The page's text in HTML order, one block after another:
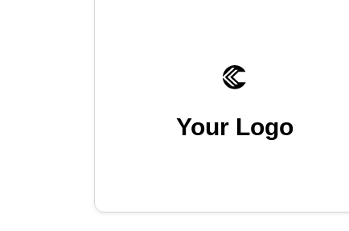
Your Logo